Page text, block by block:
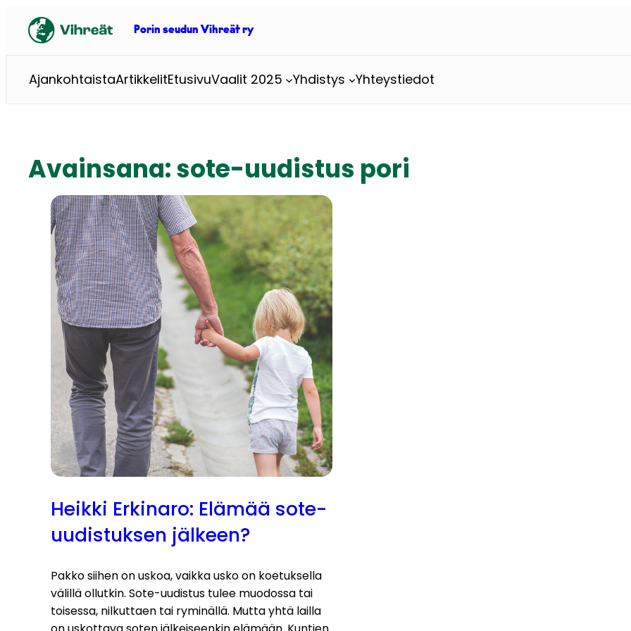
sisältöön
Porin seudun Vihreät ry
AjankohtaistaArtikkelitEtusivuVaalit 2025 Yhdistys Yhteystiedot
Avainsana:sote-uudistus pori
Heikki Erkinaro: Elämää sote-
uudistuksen jälkeen?
Pakko siihen on uskoa, vaikka usko on koetuksella
välillä ollutkin. Sote-uudistus tulee muodossa tai
toisessa, nilkuttaen tai ryminällä. Mutta yhtä lailla